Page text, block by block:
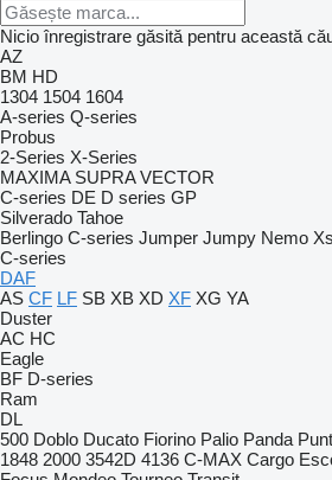
Nicio înregistrare găsită pentru această
AZ
BM HD
1304 1504 1604
A-series Q-series
Probus
2-Series X-Series
MAXIMA SUPRA VECTOR
C-series DE D series GP
Silverado Tahoe
Berlingo C-series Jumper Jumpy Nemo
C-series
DAF
AS CF LF SB XB XD XF XG YA
Duster
AC HC
Eagle
BF D-series
Ram
DL
500 Doblo Ducato Fiorino Palio Panda
1848 2000 3542D 4136 C-MAX Cargo